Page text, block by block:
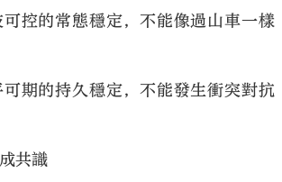
控的常態穩定，不能像過山車一樣
期的持久穩定，不能發生衝突對抗
共識